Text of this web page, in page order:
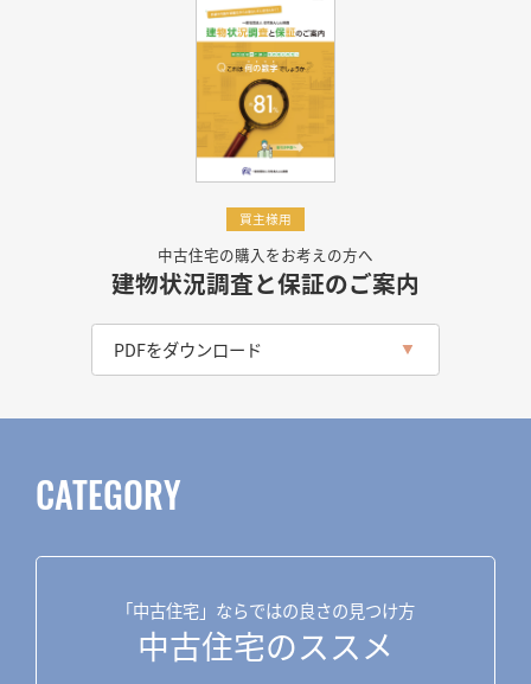
買主様用
中古住宅の購入をお考えの方へ
建物状況調査と保証のご案内
PDFをダウンロード
CATEGORY
「中古住宅」ならではの良さの見つけ方
中古住宅のススメ